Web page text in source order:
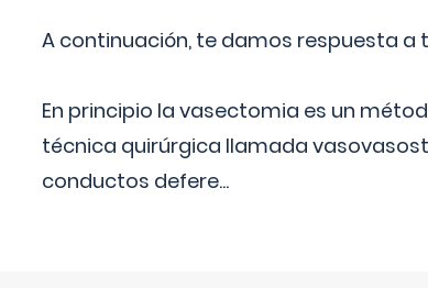
A continuación, te damos respuesta a
En principio la vasectomia es un
técnica quirúrgica llamada
conductos defere...